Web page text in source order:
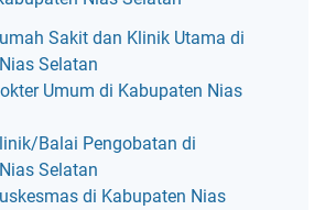
Sakit dan Klinik Utama di
Selatan
Umum di Kabupaten Nias
Balai Pengobatan di
Selatan
di Kabupaten Nias